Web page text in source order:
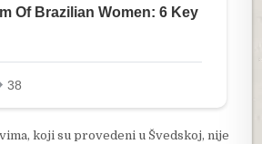
koji su provedeni u Švedskoj, nije